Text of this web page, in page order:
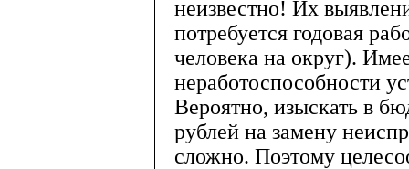
неизвестно! Их
потребуется годовая
человека на округ).
неработоспособности
Вероятно, изыскать в
рублей на замену
сложно. Поэтому